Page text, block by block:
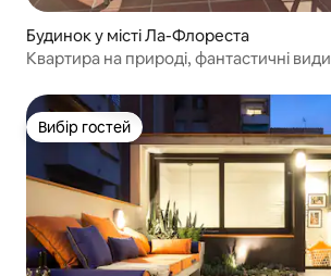
Будинок у місті Ла-Флореста
Квартира на природі, фантастичні види
Вибір гостей
Вибір гостей